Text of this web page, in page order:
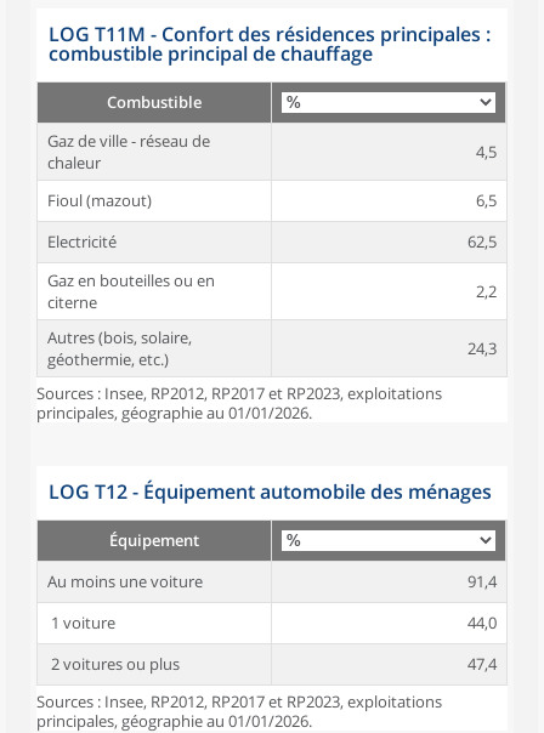
LOG T11M - Confort des résidences principales :
combustible principal de chauffage
Combustible
Gaz de ville - réseau de
chaleur
4,5
Fioul (mazout)
6,5
Electricité
62,5
Gaz en bouteilles ou en
citerne
2,2
Autres (bois, solaire,
géothermie, etc.)
24,3
Sources : Insee, RP2012, RP2017 et RP2023, exploitations
principales, géographie au 01/01/2026.
LOG T12 - Équipement automobile des ménages
Équipement
Au moins une voiture
91,4
1 voiture
44,0
2 voitures ou plus
47,4
Sources : Insee, RP2012, RP2017 et RP2023, exploitations
principales, géographie au 01/01/2026.